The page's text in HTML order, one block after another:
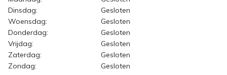
Dinsdag:
Gesloten
Woensdag:
Gesloten
Donderdag:
Gesloten
Vrijdag:
Gesloten
Zaterdag:
Gesloten
Zondag:
Gesloten